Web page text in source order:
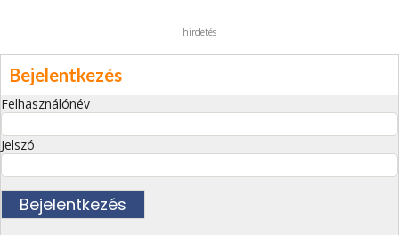
hirdetés
Bejelentkezés
Felhasználónév
Jelszó